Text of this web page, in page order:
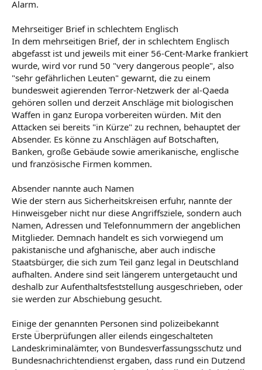
Alarm.
Mehrseitiger Brief in schlechtem Englisch
In dem mehrseitigen Brief, der in schlechtem Englisch
abgefasst ist und jeweils mit einer 56-Cent-Marke frankiert
wurde, wird vor rund 50 "very dangerous people", also
"sehr gefährlichen Leuten" gewarnt, die zu einem
bundesweit agierenden Terror-Netzwerk der al-Qaeda
gehören sollen und derzeit Anschläge mit biologischen
Waffen in ganz Europa vorbereiten würden. Mit den
Attacken sei bereits "in Kürze" zu rechnen, behauptet der
Absender. Es könne zu Anschlägen auf Botschaften,
Banken, große Gebäude sowie amerikanische, englische
und französische Firmen kommen.
Absender nannte auch Namen
Wie der stern aus Sicherheitskreisen erfuhr, nannte der
Hinweisgeber nicht nur diese Angriffsziele, sondern auch
Namen, Adressen und Telefonnummern der angeblichen
Mitglieder. Demnach handelt es sich vorwiegend um
pakistanische und afghanische, aber auch indische
Staatsbürger, die sich zum Teil ganz legal in Deutschland
aufhalten. Andere sind seit längerem untergetaucht und
deshalb zur Aufenthaltsfeststellung ausgeschrieben, oder
sie werden zur Abschiebung gesucht.
Einige der genannten Personen sind polizeibekannt
Erste Überprüfungen aller eilends eingeschalteten
Landeskriminalämter, von Bundesverfassungsschutz und
Bundesnachrichtendienst ergaben, dass rund ein Dutzend